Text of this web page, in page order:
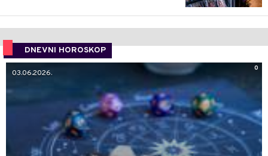
DNEVNI HOROSKOP
0
03.06.2026.